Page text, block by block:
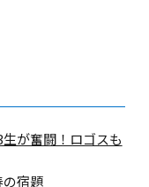
が奮闘！ロゴスも
宿題